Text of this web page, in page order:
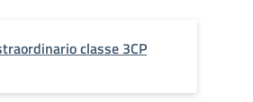
classe 3CP